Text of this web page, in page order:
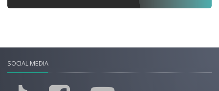
SOCIAL MEDIA